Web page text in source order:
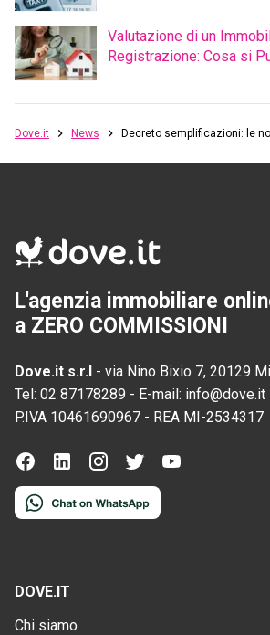
Valutazione di un
Registrazione: Cosa si
Dove.it News Decreto semplificazioni: le
L'agenzia immobiliare
a ZERO COMMISSIONI
Dove.it s.r.l - via Nino Bixio 7, 20129
Tel: 02 87178289 - E-mail: info@dove.it
P.IVA 10461690967 - REA MI-2534317
DOVE.IT
Chi siamo